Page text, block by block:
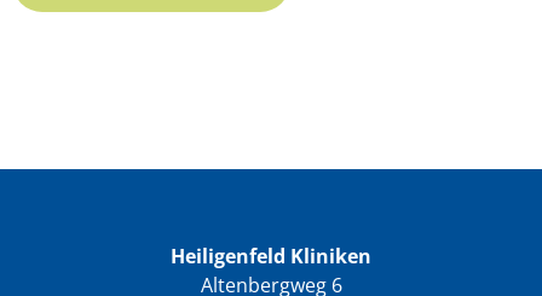
Heiligenfeld Kliniken
Altenbergweg 6